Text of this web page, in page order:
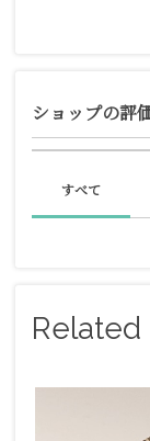
ショップの評
すべて